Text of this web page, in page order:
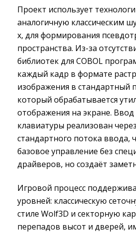
Проект использует
аналогичную классическим
х, для формирования
пространства. Из-за
библиотек для COBOL
каждый кадр в формате
изображения в стандартный
который обрабатывается
отображения на экране.
клавиатуры реализован
стандартного потока ввода,
базовое управление без
драйверов, но создаёт
Игровой процесс
уровней: классическую
стиле Wolf3D и секторную
перепадов высот и дверей,